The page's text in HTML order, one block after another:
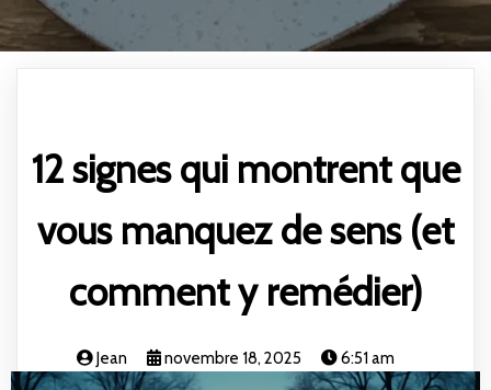
12 signes qui montrent que
vous manquez de sens (et
comment y remédier)
Jean novembre 18, 2025 6:51 am